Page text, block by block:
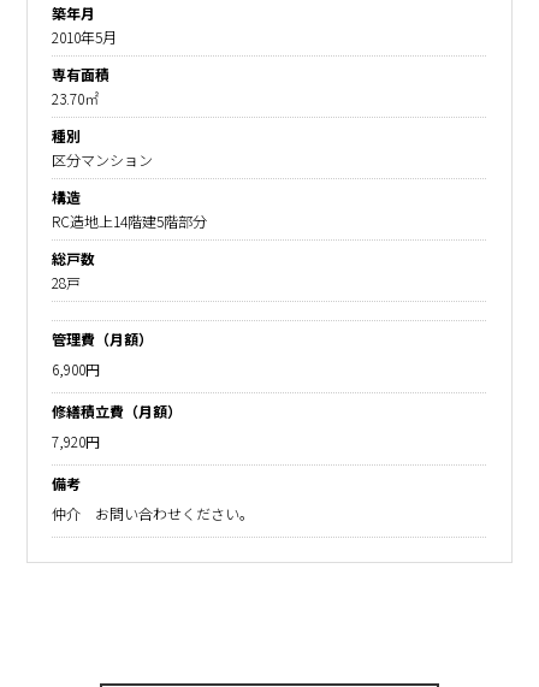
築年月
2010年5月
専有面積
23.70㎡
種別
区分マンション
構造
RC造地上14階建5階部分
総戸数
28戸
管理費（月額）
6,900円
修繕積立費（月額）
7,920円
備考
仲介 お問い合わせください。